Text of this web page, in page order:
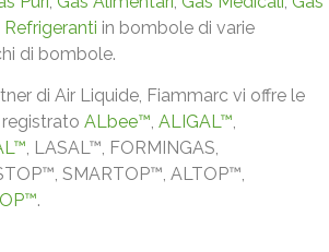
Refrigeranti in bombole di varie
di bombole.
di Air Liquide, Fiammarc vi offre le
ALbee™, ALIGAL™,
, LASAL™, FORMINGAS,
SMARTOP™, ALTOP™,
.